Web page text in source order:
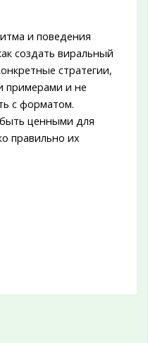
и поведения
создать виральный
стратегии,
примерами и не
с форматом.
ценными для
правильно их